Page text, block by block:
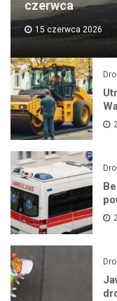
czerwca
15 czerwca 2026